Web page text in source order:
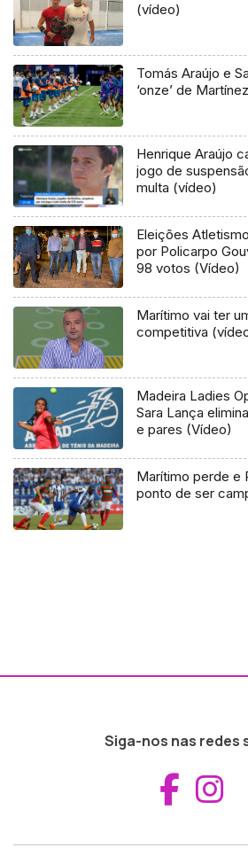
(vídeo)
Tomás Araújo e
‘onze’ de
Henrique Araújo
jogo de
multa (vídeo)
Eleições
por Policarpo
98 votos (Vídeo)
Marítimo vai ter
competitiva
Madeira Ladies
Sara Lança
e pares (Vídeo)
Marítimo perde e
ponto de ser
Siga-nos nas redes